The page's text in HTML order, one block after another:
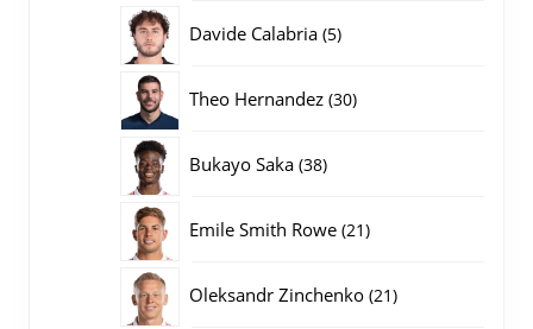
Davide Calabria 55
Theo Hernandez 3030
Bukayo Saka 3838
Emile Smith Rowe 2121
Oleksandr Zinchenko 2121